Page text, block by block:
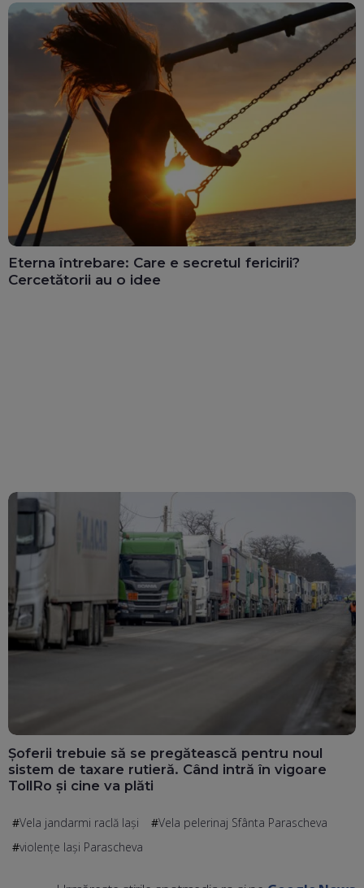
Eterna întrebare: Care e secretul fericirii?
Cercetătorii au o idee
Șoferii trebuie să se pregătească pentru noul
sistem de taxare rutieră. Când intră în vigoare
TollRo și cine va plăti
Vela jandarmi raclă Iaşi
Vela pelerinaj Sfânta Parascheva
violenţe Iaşi Parascheva